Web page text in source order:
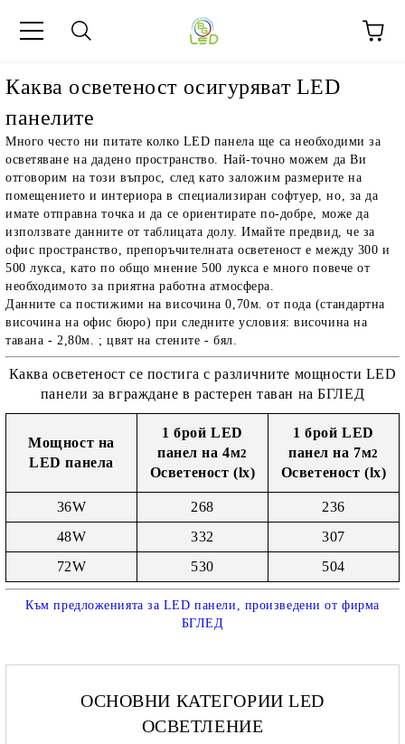
Каква осветеност осигуряват LED
панелите
Много често ни питате колко LED панела ще са необходими за
осветяване на дадено пространство. Най-точно можем да Ви
отговорим на този въпрос, след като заложим размерите на
помещението и интериора в специализиран софтуер, но, за да
имате отправна точка и да се ориентирате по-добре, може да
използвате данните от таблицата долу. Имайте предвид, че за
офис пространство, препоръчителната осветеност е между 300 и
500 лукса, като по общо мнение 500 лукса е много повече от
необходимото за приятна работна атмосфера.
Данните са постижими на височина 0,70м. от пода (стандартна
височина на офис бюро) при следните условия: височина на
тавана - 2,80м. ; цвят на стените - бял.
Каква осветеност се постига с различните мощности LED
панели за вграждане в растерен таван на БГЛЕД
Мощност на
LED панела
1 брой LED
панел на 4м2
Осветеност (lx)
1 брой LED
панел на 7м2
Осветеност (lx)
36W 268
236
48W
332
307
72W
530 504
Към предложенията за LED панели, произведени от фирма
БГЛЕД
ОСНОВНИ КАТЕГОРИИ LED
ОСВЕТЛЕНИЕ